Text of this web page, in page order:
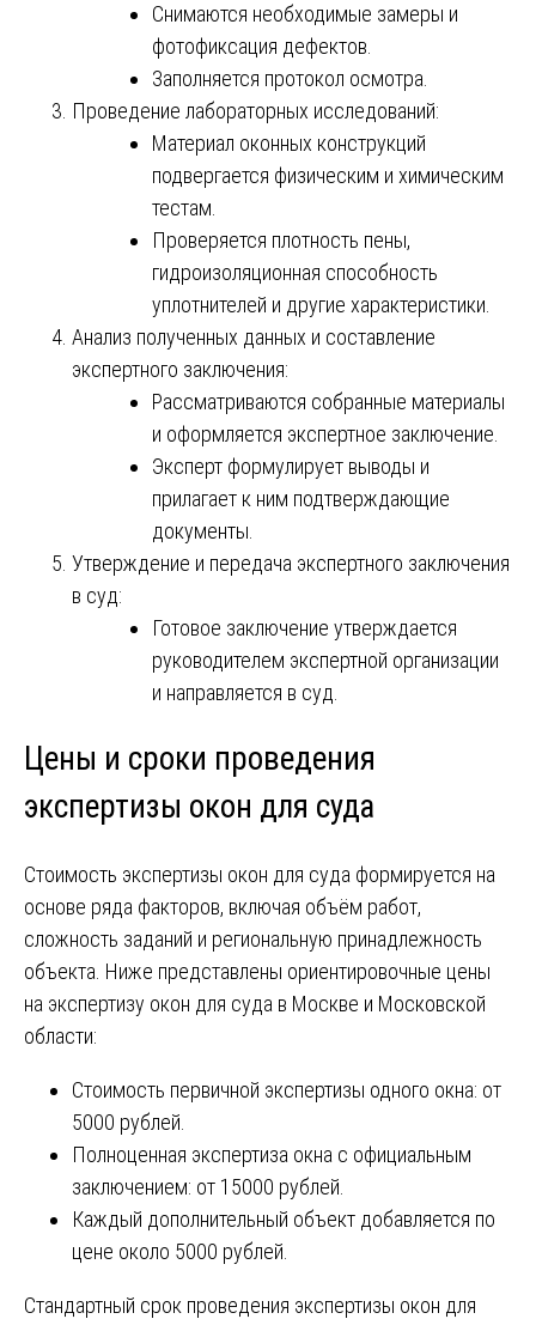
Снимаются необходимые замеры и
фотофиксация дефектов.
Заполняется протокол осмотра.
Проведение лабораторных исследований:
Материал оконных конструкций
подвергается физическим и химическим
тестам.
Проверяется плотность пены,
гидроизоляционная способность
уплотнителей и другие характеристики.
Анализ полученных данных и составление
экспертного заключения:
Рассматриваются собранные материалы
и оформляется экспертное заключение.
Эксперт формулирует выводы и
прилагает к ним подтверждающие
документы.
Утверждение и передача экспертного заключения
в суд:
Готовое заключение утверждается
руководителем экспертной организации
и направляется в суд.
Цены и сроки проведения
экспертизы окон для суда
Стоимость экспертизы окон для суда формируется на
основе ряда факторов, включая объём работ,
сложность заданий и региональную принадлежность
объекта. Ниже представлены ориентировочные цены
на экспертизу окон для суда в Москве и Московской
области:
Стоимость первичной экспертизы одного окна: от
5000 рублей.
Полноценная экспертиза окна с официальным
заключением: от 15000 рублей.
Каждый дополнительный объект добавляется по
цене около 5000 рублей.
Стандартный срок проведения экспертизы окон для